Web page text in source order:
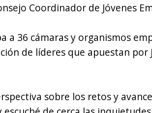
Coordinador de Jóvenes
a 36 cámaras y organismos
de líderes que apuestan por
sobre los retos y